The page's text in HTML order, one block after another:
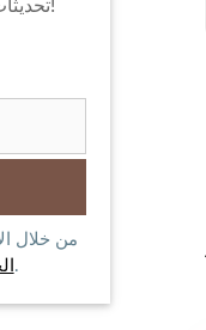
تحديثات اللياقة البدنية والتغذية لدينا!
من خلال
وشروط الخدمة.